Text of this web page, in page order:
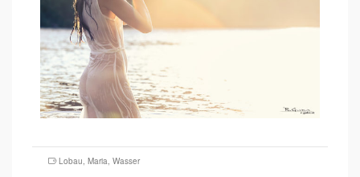
Lobau, Maria, Wasser